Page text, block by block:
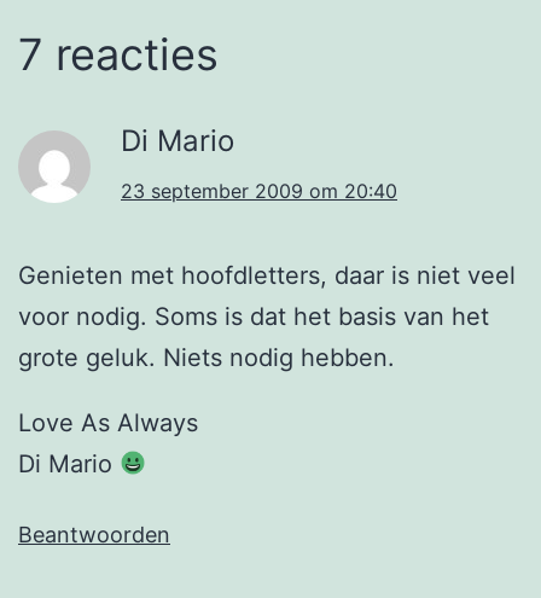
7 reacties
Di Mario
23 september 2009 om 20:40
Genieten met hoofdletters, daar is niet veel
voor nodig. Soms is dat het basis van het
grote geluk. Niets nodig hebben.
Love As Always
Di Mario
Beantwoorden